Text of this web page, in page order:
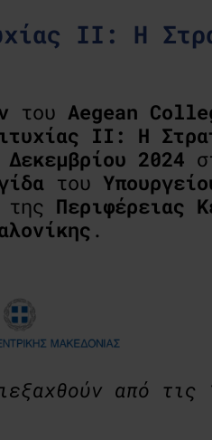
II: Η
του Aegean
II: Η
Δεκεμβρίου 2024
του
Περιφέρειας
.
από